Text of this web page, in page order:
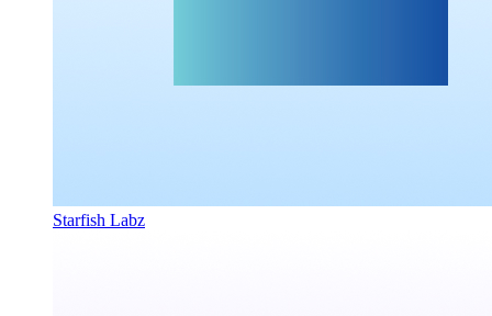
Starfish Labz